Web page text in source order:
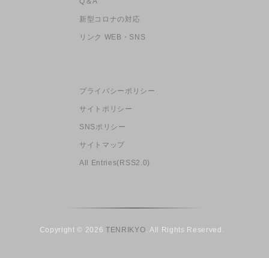
新型コロナの対応
リンク WEB・SNS
プライバシーポリシー
サイトポリシー
SNSポリシー
サイトマップ
All Entries(RSS2.0)
Copyright © 2026TENRIKYO. All Rights Reserved.